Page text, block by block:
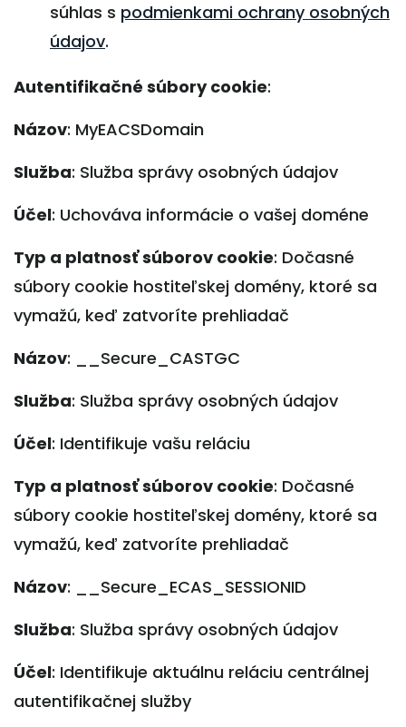
súhlas s podmienkami ochrany osobných
údajov.
Autentifikačné súbory cookie:
Názov: MyEACSDomain
Služba: Služba správy osobných údajov
Účel: Uchováva informácie o vašej doméne
Typ a platnosť súborov cookie: Dočasné
súbory cookie hostiteľskej domény, ktoré sa
vymažú, keď zatvoríte prehliadač
Názov: __Secure_CASTGC
Služba: Služba správy osobných údajov
Účel: Identifikuje vašu reláciu
Typ a platnosť súborov cookie: Dočasné
súbory cookie hostiteľskej domény, ktoré sa
vymažú, keď zatvoríte prehliadač
Názov: __Secure_ECAS_SESSIONID
Služba: Služba správy osobných údajov
Účel: Identifikuje aktuálnu reláciu centrálnej
autentifikačnej služby